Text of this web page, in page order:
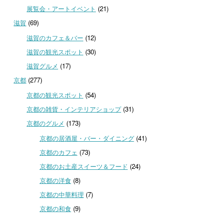
展覧会・アートイベント (21)
滋賀 (69)
滋賀のカフェ＆バー (12)
滋賀の観光スポット (30)
滋賀グルメ (17)
京都 (277)
京都の観光スポット (54)
京都の雑貨・インテリアショップ(31)
京都のグルメ (173)
京都の居酒屋・バー・ダイニング(41)
京都のカフェ (73)
京都のお土産スイーツ＆フード (24)
京都の洋食 (8)
京都の中華料理 (7)
京都の和食 (9)